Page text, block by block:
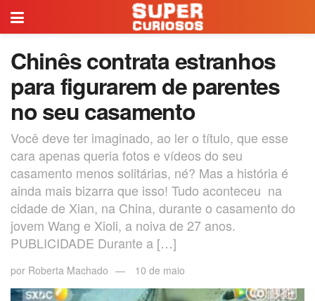
Chinês contrata estranhos
para figurarem de parentes
no seu casamento
Você deve ter imaginado, ao ler o título, que esse
cara apenas queria fotos e vídeos do seu
casamento menos solitárias, né? Mas a história é
ainda mais bizarra que isso! Tudo aconteceu na
cidade de Xian, na China, durante o casamento do
jovem Wang e Xioli, a noiva de 27 anos.
PUBLICIDADE Durante a […]
por Roberta Machado 10 de maio